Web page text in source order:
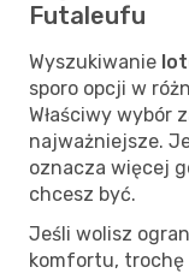
Futaleufu
Wyszukiwanie
sporo opcji w
Właściwy wybór
najważniejsze.
oznacza więcej
chcesz być.
Jeśli wolisz
komfortu, trochę